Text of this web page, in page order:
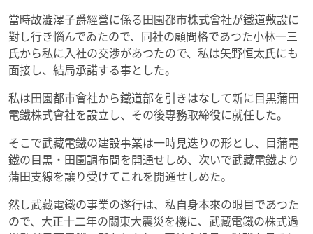
當時故澁澤子爵經營に係る田園都市株式會社が鐵道敷設に
對し行き惱んでゐたので、同社の顧問格であつた小林一三
氏から私に入社の交渉があつたので、私は矢野恒太氏にも
面接し、結局承諾する事とした。
私は田園都市會社から鐵道部を引きはなして新に目黒蒲田
電鐵株式會社を設立し、その後專務取締役に就任した。
そこで武藏電鐵の建設事業は一時見迭りの形とし、目蒲電
鐵の目黒・田園調布間を開通せしめ、次いで武藏電鐵より
蒲田支線を讓り受けてこれを開通せしめた。
然し武藏電鐵の事業の遂行は、私自身本來の眼目であつた
ので、大正十二年の關東大震災を機に、武藏電鐵の株式過